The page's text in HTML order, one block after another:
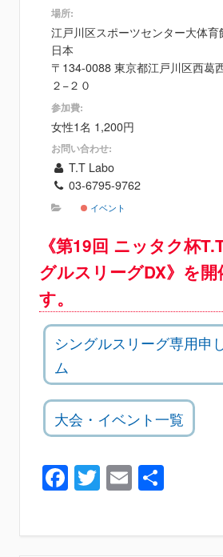
場所:
江戸川区スポーツセンター大体育
日本
〒134-0088 東京都江戸川区西葛
２−２０
参加費:
女性1名 1,200円
お問い合わせ:
T.T Labo
03-6795-9762
イベント
《第19回 ニッタク杯
グルスリーグDX》を開
す。
シングルスリーグ専用申
ム
大会・イベント一覧
Facebook
Twitter
Email